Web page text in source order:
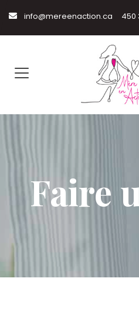
info@mereenaction.ca 450
Faire